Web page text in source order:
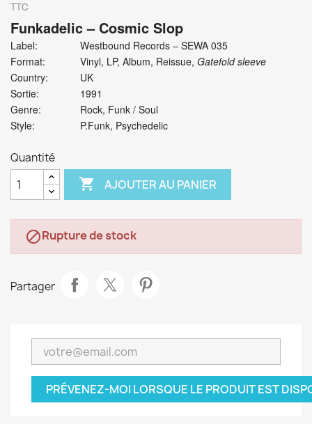
TTC
Funkadelic‎– Cosmic Slop
Label:
Westbound Records ‎– SEWA 035
Format:
Vinyl, LP, Album, Reissue, Gatefold sleeve
Country:
UK
Sortie:
1991
Genre:
Rock, Funk / Soul
Style:
P.Funk, Psychedelic
Quantité
 AJOUTER AU PANIER
Rupture de stock
Partager
PRÉVENEZ-MOI LORSQUE LE PRODUIT EST